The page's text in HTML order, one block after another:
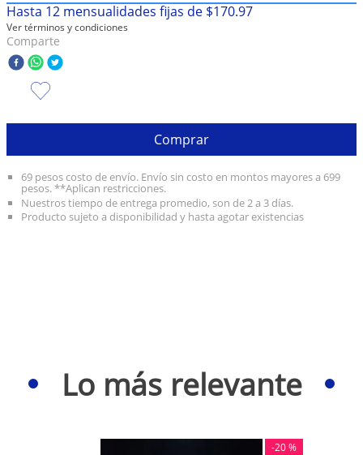
Hasta 12 mensualidades fijas de $170.97
Ver términos y condiciones
Comparte
Comprar
69 pesos costo de envío. Envío sin costo en montos mayores a 699
pesos. **Aplican restricciones.
Nuestros tiempo de entrega promedio, son de 2 a 3 días.
Producto sujeto a disponibilidad y hasta agotar existencias
Lo más relevante
-20 %
9.
bocinas